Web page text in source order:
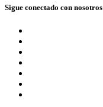
Sigue conectado con nosotros